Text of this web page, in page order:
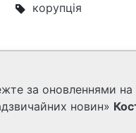
корупція
за оновленнями на
новин»